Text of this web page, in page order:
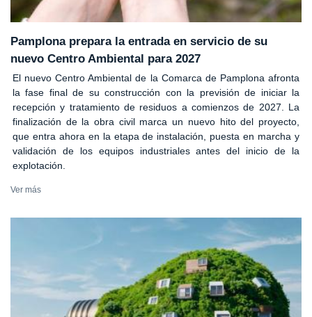
Pamplona prepara la entrada en servicio de su
nuevo Centro Ambiental para 2027
El nuevo Centro Ambiental de la Comarca de Pamplona afronta
la fase final de su construcción con la previsión de iniciar la
recepción y tratamiento de residuos a comienzos de 2027. La
finalización de la obra civil marca un nuevo hito del proyecto,
que entra ahora en la etapa de instalación, puesta en marcha y
validación de los equipos industriales antes del inicio de la
explotación.
Ver más